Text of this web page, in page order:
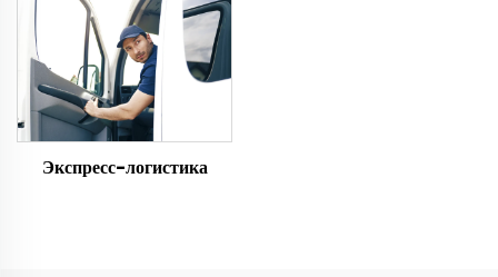
Экспресс-логистика